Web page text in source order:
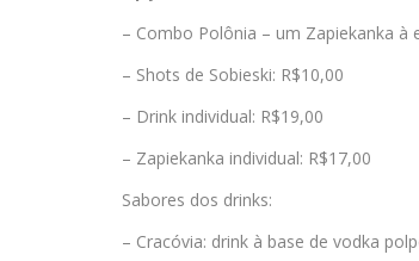
– Combo Polônia – um Zapiekanka à
– Shots de Sobieski: R$10,00
– Drink individual: R$19,00
– Zapiekanka individual: R$17,00
Sabores dos drinks:
– Cracóvia: drink à base de vodka